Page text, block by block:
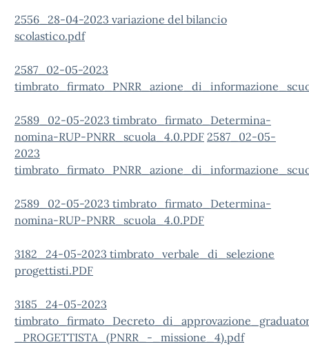
2556_28-04-2023 variazione del bilancio
scolastico.pdf
2587_02-05-2023
2589_02-05-2023 timbrato_firmato_Determina-
nomina-RUP-PNRR_scuola_4.0.PDF 2587_02-05-
2023
2589_02-05-2023 timbrato_firmato_Determina-
nomina-RUP-PNRR_scuola_4.0.PDF
3182_24-05-2023 timbrato_verbale_di_selezione
progettisti.PDF
3185_24-05-2023
_PROGETTISTA_(PNRR_-_missione_4).pdf